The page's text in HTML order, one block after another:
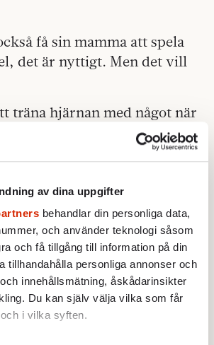
av dina uppgifter
behandlar din personliga data,
och använder teknologi såsom
och få tillgång till information på din
tillhandahålla personliga annonser och
innehållsmätning, åskådarinsikter
Du kan själv välja vilka som får
i vilka syften.
få sin mamma att spela
det är nyttigt. Men det vill
träna hjärnan med något när
än att slötitta på tv-
Återhämtning sker när
försök att skapa
och droger kan fungera
uppfattas som tämligen
dricka kaffe på